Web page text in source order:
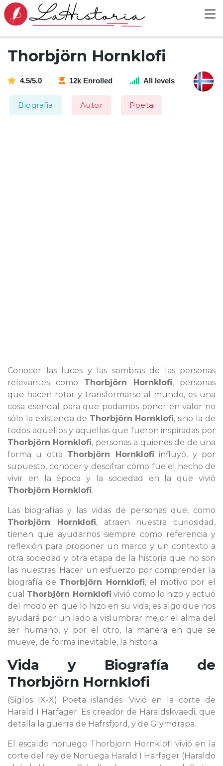
Thorbjörn Hornklofi
4.5/5.0 12k Enrolled All levels
Biografia Autor Poeta
Conocer las luces y las sombras de las personas
relevantes como Thorbjörn Hornklofi, personas
que hacen rotar y transformarse al mundo, es una
cosa esencial para que podamos poner en valor no
sólo la existencia de Thorbjörn Hornklofi, sino la de
todos aquellos y aquellas que fueron inspiradas por
Thorbjörn Hornklofi, personas a quienes de de una
forma u otra Thorbjörn Hornklofi influyó, y por
supuesto, conocer y descifrar cómo fue el hecho de
vivir en la época y la sociedad en la que vivió
Thorbjörn Hornklofi.
Las biografías y las vidas de personas que, como
Thorbjörn Hornklofi, atraen nuestra curiosidad,
tienen que ayudarnos siempre como referencia y
reflexión para proponer un marco y un contexto a
otra sociedad y otra etapa de la historia que no son
las nuestras. Hacer un esfuerzo por comprender la
biografía de Thorbjörn Hornklofi, el motivo por el
cual Thorbjörn Hornklofi vivió como lo hizo y actuó
del modo en que lo hizo en su vida, es algo que nos
ayudará por un lado a vislumbrar mejor el alma del
ser humano, y por el otro, la manera en que se
mueve, de forma inevitable, la historia.
Vida y Biografía de
Thorbjörn Hornklofi
(Siglos IX-X) Poeta islandés. Vivió en la corte de
Harald I Harfager. Es creador de Haraldskvaedi, que
detalla la guerra de Hafrsfjord, y de Glymdrapa.
El escaldo noruego Thorbjörn Hornklofi vivió en la
corte del rey de Noruega Harald I Harfager (Haraldo